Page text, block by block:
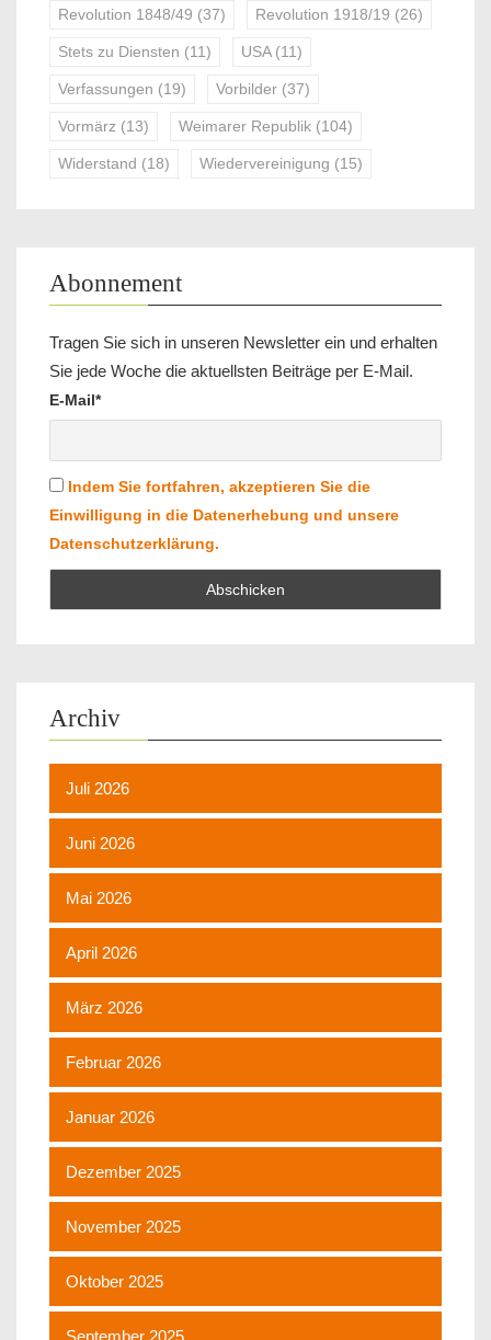
Revolution 1848/49 (37) Revolution 1918/19 (26)
Stets zu Diensten (11) USA(11)
Verfassungen (19) Vorbilder (37)
Vormärz (13) Weimarer Republik (104)
Widerstand (18) Wiedervereinigung (15)
Abonnement
Tragen Sie sich in unseren Newsletter ein und erhalten
Sie jede Woche die aktuellsten Beiträge per E-Mail.
E-Mail*
Indem Sie fortfahren, akzeptieren Sie die
Einwilligung in die Datenerhebung und unsere
Datenschutzerklärung.
Archiv
Juli 2026
Juni 2026
Mai 2026
April 2026
März 2026
Februar 2026
Januar 2026
Dezember 2025
November 2025
Oktober 2025